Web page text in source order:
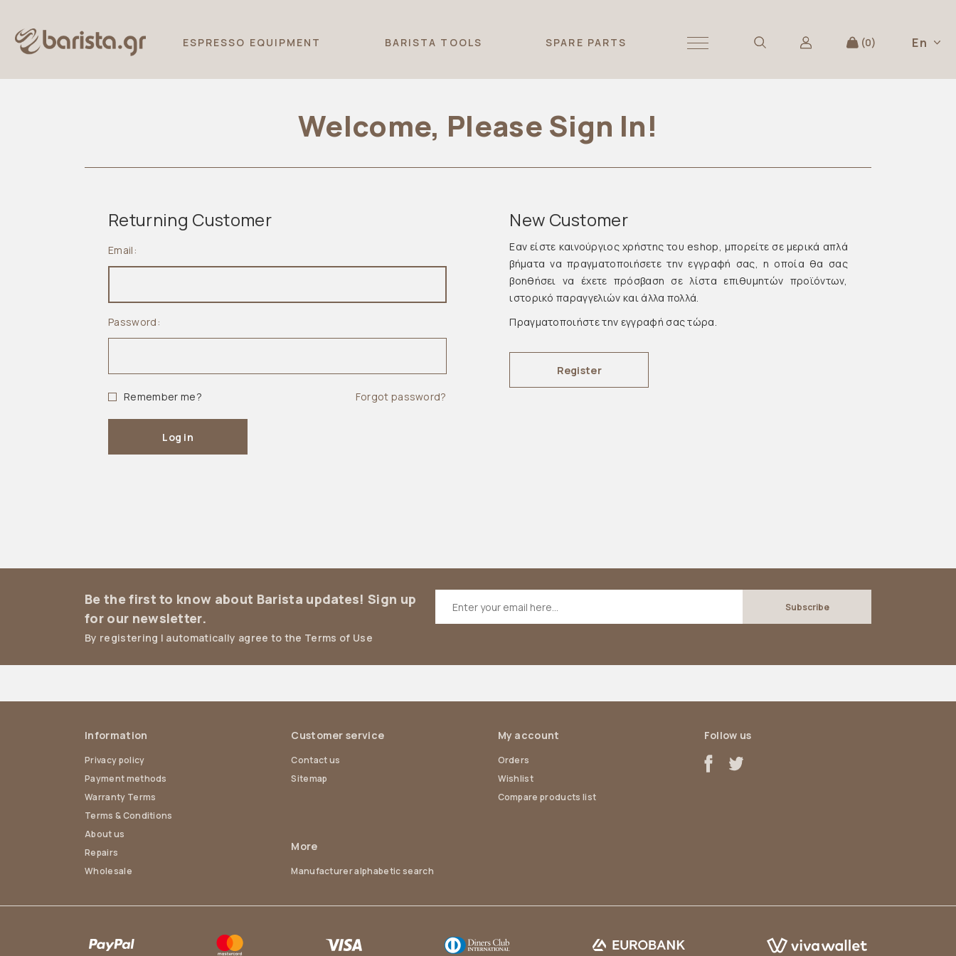
ESPRESSO EQUIPMENT BARISTA TOOLS SPARE PARTS 0 En
Welcome, Please Sign In!
New Customer
Εαν είστε καινούργιος χρήστης του eshop, μπορείτε σε μερικά απλά
βήματα να πραγματοποιήσετε την εγγραφή σας, η οποία θα σας
βοηθήσει να έχετε πρόσβαση σε λίστα επιθυμητών προϊόντων,
ιστορικό παραγγελιών και άλλα πολλά.
Πραγματοποιήστε την εγγραφή σας τώρα.
Register
Returning Customer
Email:
Password:
Remember me? Forgot password?
Log in
Be the first to know about Barista updates! Sign up
for our newsletter.
By registering I automatically agree to the Terms of Use
Information
Privacy policy
Payment methods
Warranty Terms
Terms & Conditions
About us
Repairs
Wholesale
Customer service
Contact us
Sitemap
More
Manufacturer alphabetic search
My account
Orders
Wishlist
Compare products list
Follow us